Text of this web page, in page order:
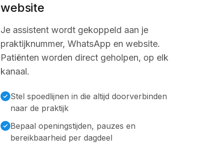
website
Je assistent wordt gekoppeld aan je
praktijknummer, WhatsApp en website.
Patiënten worden direct geholpen, op elk
kanaal.
Stel spoedlijnen in die altijd doorverbinden
naar de praktijk
Bepaal openingstijden, pauzes en
bereikbaarheid per dagdeel